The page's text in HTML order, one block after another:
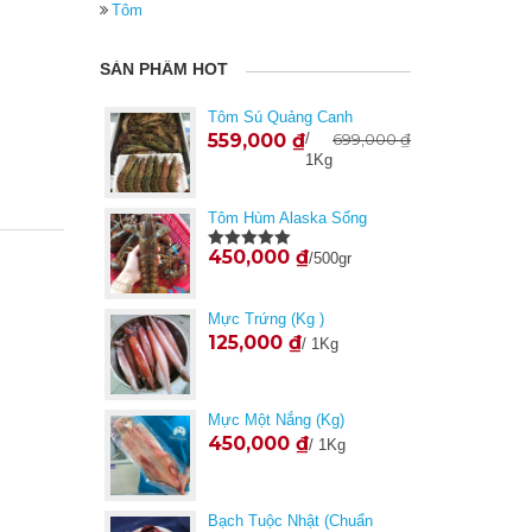
Tôm
SẢN PHẨM HOT
Tôm Sú Quảng Canh
699,000₫
559,000 ₫/
1Kg
Tôm Hùm Alaska Sống
Được xếp
450,000 ₫/500gr
Mực Trứng (Kg )
125,000 ₫/ 1Kg
Mực Một Nắng (kg)
450,000 ₫/ 1Kg
Bạch Tuộc Nhật (Chuẩn